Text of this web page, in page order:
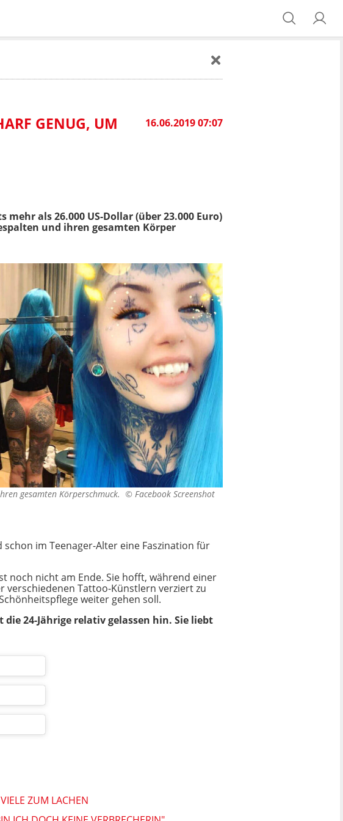
16.06.2019 07:07
GENUG, UM
als 26.000 US-Dollar (über 23.000 Euro)
und ihren gesamten Körper
gesamten Körperschmuck. © Facebook Screenshot
im Teenager-Alter eine Faszination für
noch nicht am Ende. Sie hofft, während einer
Tattoo-Künstlern verziert zu
weiter gehen soll.
24-Jährige relativ gelassen hin. Sie liebt
ZUM LACHEN